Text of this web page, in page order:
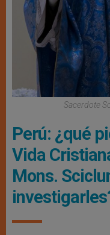
Sacerdote
Perú: ¿qué
Vida
Mons.